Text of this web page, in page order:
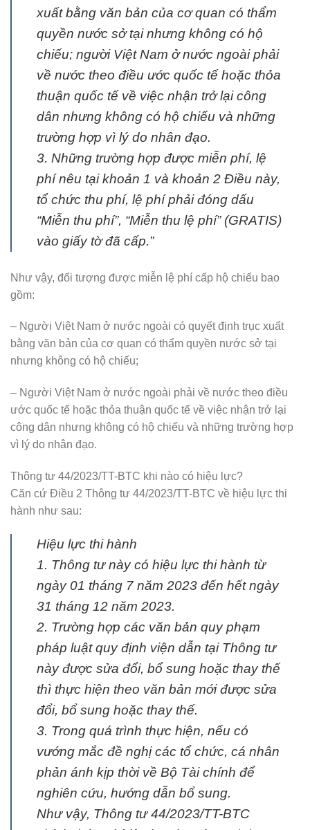
xuất bằng văn bản của cơ quan có thẩm
quyền nước sở tại nhưng không có hộ
chiếu; người Việt Nam ở nước ngoài phải
về nước theo điều ước quốc tế hoặc thỏa
thuận quốc tế về việc nhận trở lại công
dân nhưng không có hộ chiếu và những
trường hợp vì lý do nhân đạo.
3. Những trường hợp được miễn phí, lệ
phí nêu tại khoản 1 và khoản 2 Điều này,
tổ chức thu phí, lệ phí phải đóng dấu
“Miễn thu phí”, “Miễn thu lệ phí” (GRATIS)
vào giấy tờ đã cấp.”
Như vậy, đối tượng được miễn lệ phí cấp hộ chiếu bao
gồm:
– Người Việt Nam ở nước ngoài có quyết định trục xuất
bằng văn bản của cơ quan có thẩm quyền nước sở tại
nhưng không có hộ chiếu;
– Người Việt Nam ở nước ngoài phải về nước theo điều
ước quốc tế hoặc thỏa thuận quốc tế về việc nhận trở lại
công dân nhưng không có hộ chiếu và những trường hợp
vì lý do nhân đạo.
Thông tư 44/2023/TT-BTC khi nào có hiệu lực?
Căn cứ Điều 2 Thông tư 44/2023/TT-BTC về hiệu lực thi
hành như sau:
Hiệu lực thi hành
1. Thông tư này có hiệu lực thi hành từ
ngày 01 tháng 7 năm 2023 đến hết ngày
31 tháng 12 năm 2023.
2. Trường hợp các văn bản quy phạm
pháp luật quy định viện dẫn tại Thông tư
này được sửa đổi, bổ sung hoặc thay thế
thì thực hiện theo văn bản mới được sửa
đổi, bổ sung hoặc thay thế.
3. Trong quá trình thực hiện, nếu có
vướng mắc đề nghị các tổ chức, cá nhân
phản ánh kịp thời về Bộ Tài chính để
nghiên cứu, hướng dẫn bổ sung.
Như vậy, Thông tư 44/2023/TT-BTC